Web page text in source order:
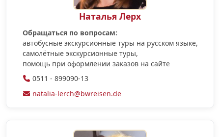
Наталья Лерх
Обращаться по вопросам:
автобусные экскурсионные туры на русском языке,
самолётные экскурсионные туры,
помощь при оформлении заказов на сайте
0511 - 899090-13
natalia-lerch@bwreisen.de